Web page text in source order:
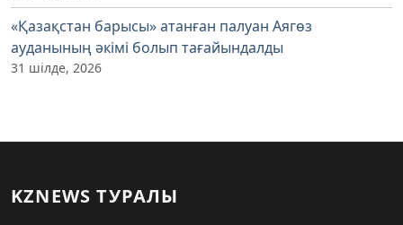
«Қазақстан барысы» атанған палуан Аягөз
ауданының әкімі болып тағайындалды
31 шілде, 2026
KZNEWS ТУРАЛЫ